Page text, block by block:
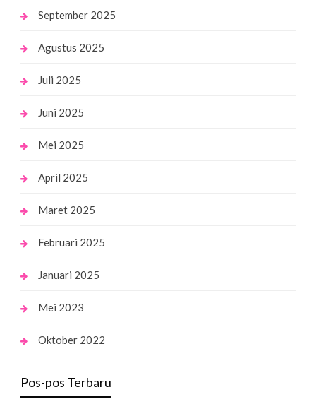
September 2025
Agustus 2025
Juli 2025
Juni 2025
Mei 2025
April 2025
Maret 2025
Februari 2025
Januari 2025
Mei 2023
Oktober 2022
Pos-pos Terbaru